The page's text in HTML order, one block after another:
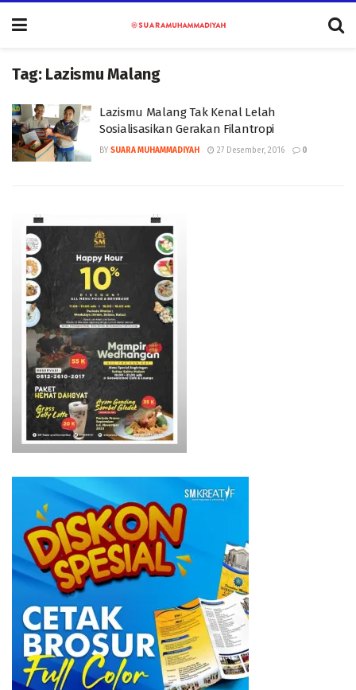
Tag: Lazismu Malang
Lazismu Malang Tak Kenal Lelah
Sosialisasikan Gerakan Filantropi
BY SUARA MUHAMMADIYAH 27 Desember, 2016 0